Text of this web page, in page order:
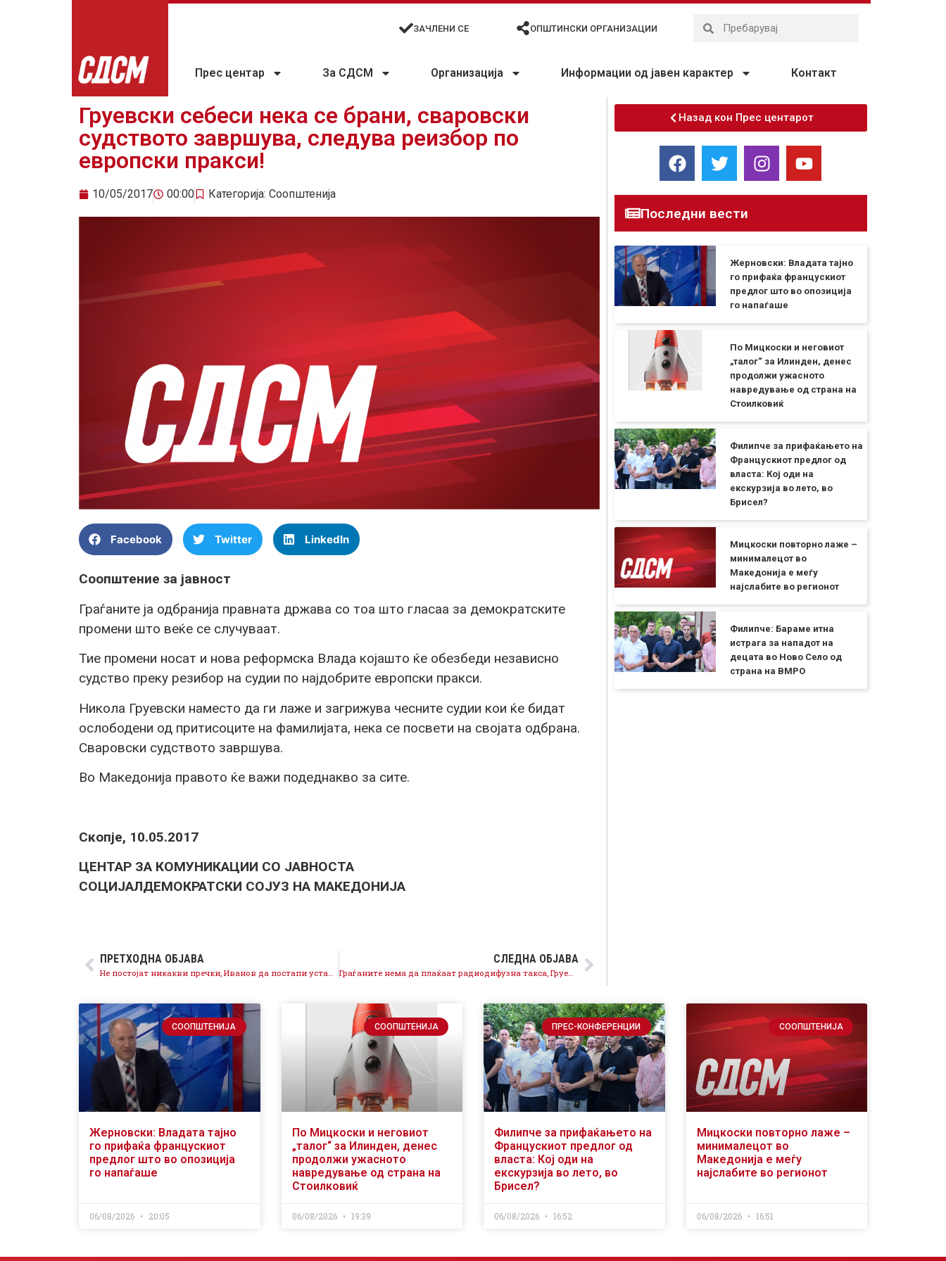
ЗАЧЛЕНИ СЕ ОПШТИНСКИ ОРГАНИЗАЦИИ
Прес центар За СДСМ Организација Информации од јавен карактер Контакт
Груевски себеси нека се брани, сваровски
судството завршува, следува реизбор по
европски пракси!
10/05/2017 00:00 Категорија: Соопштенија
Facebook Twitter LinkedIn
Соопштение за јавност
Граѓаните ја одбранија правната држава со тоа што гласаа за демократските
промени што веќе се случуваат.
Тие промени носат и нова реформска Влада којашто ќе обезбеди независно
судство преку резибор на судии по најдобрите европски пракси.
Никола Груевски наместо да ги лаже и загрижува чесните судии кои ќе бидат
ослободени од притисоците на фамилијата, нека се посвети на својата одбрана.
Сваровски судството завршува.
Во Македонија правото ќе важи подеднакво за сите.
Скопје, 10.05.2017
ЦЕНТАР ЗА КОМУНИКАЦИИ СО ЈАВНОСТА
СОЦИЈАЛДЕМОКРАТСКИ СОЈУЗ НА МАКЕДОНИЈА
ПРЕТХОДНА ОБЈАВА СЛЕДНА ОБЈАВА
Назад кон Прес центарот
Последни вести
Жерновски: Владата тајно
го прифаќа францускиот
предлог што во опозиција
го напаѓаше
По Мицкоски и неговиот
„талог“ за Илинден, денес
продолжи ужасното
навредување од страна на
Стоилковиќ
Филипче за прифаќањето на
Францускиот предлог од
власта: Кој оди на
екскурзија во лето, во
Брисел?
Мицкоски повторно лаже –
минималецот во
Македонија е меѓу
најслабите во регионот
Филипче: Бараме итна
истрага за нападот на
децата во Ново Село од
страна на ВМРО
СООПШТЕНИЈА
Жерновски: Владата тајно
го прифаќа францускиот
предлог што во опозиција
го напаѓаше
06/08/2026 20:05
СООПШТЕНИЈА
По Мицкоски и неговиот
„талог“ за Илинден, денес
продолжи ужасното
навредување од страна на
Стоилковиќ
06/08/2026 19:39
ПРЕС-КОНФЕРЕНЦИИ
Филипче за прифаќањето на
Францускиот предлог од
власта: Кој оди на
екскурзија во лето, во
Брисел?
06/08/2026 16:52
СООПШТЕНИЈА
Мицкоски повторно лаже –
минималецот во
Македонија е меѓу
најслабите во регионот
06/08/2026 16:51